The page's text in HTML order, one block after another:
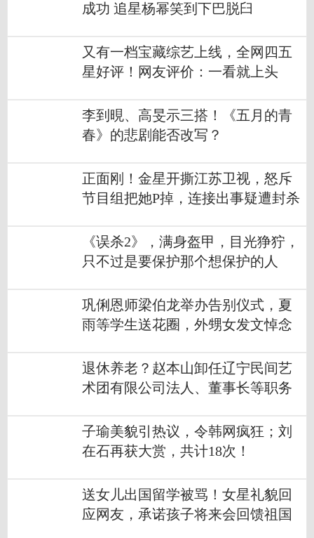
成功 追星杨幂笑到下巴脱臼
又有一档宝藏综艺上线，全网四五
星好评！网友评价：一看就上头
李到晛、高旻示三搭！《五月的青
春》的悲剧能否改写？
正面刚！金星开撕江苏卫视，怒斥
节目组把她P掉，连接出事疑遭封杀
《误杀2》，满身盔甲，目光狰狞，
只不过是要保护那个想保护的人
巩俐恩师梁伯龙举办告别仪式，夏
雨等学生送花圈，外甥女发文悼念
退休养老？赵本山卸任辽宁民间艺
术团有限公司法人、董事长等职务
子瑜美貌引热议，令韩网疯狂；刘
在石再获大赏，共计18次！
送女儿出国留学被骂！女星礼貌回
应网友，承诺孩子将来会回馈祖国